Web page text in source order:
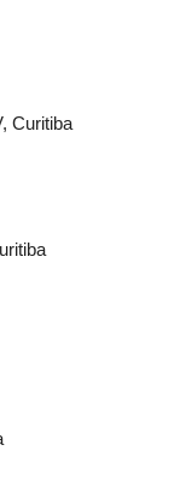
Curitiba